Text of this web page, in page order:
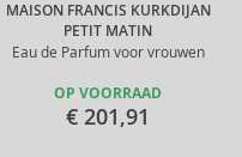
MAISON FRANCIS KURKDIJAN
PETIT MATIN
Eau de Parfum voor vrouwen
OP VOORRAAD
€ 201,91